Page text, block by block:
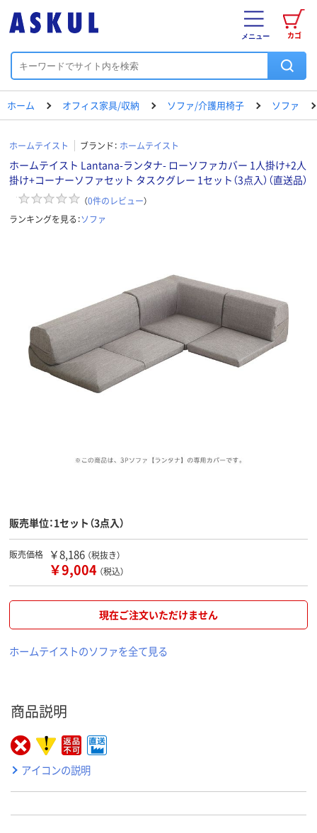
カゴ
メニュー
ホーム オフィス家具/収納 ソファ/介護用椅子 ソファ
ホームテイスト ブランド： ホームテイスト
ホームテイスト Lantana-ランタナ- ローソファカバー 1人掛け+2人
掛け+コーナーソファセット タスクグレー 1セット（3点入）（直送品）
（0件のレビュー）
ランキングを見る：ソファ
販売単位：1セット（3点入）
販売価格 ￥8,186 （税抜き）
￥9,004 （税込）
現在ご注文いただけません
ホームテイストのソファを全て見る
商品説明
アイコンの説明